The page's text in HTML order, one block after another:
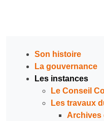
Son histoire
La gouvernance
Les instances
Le Conseil
Les travaux
Archives